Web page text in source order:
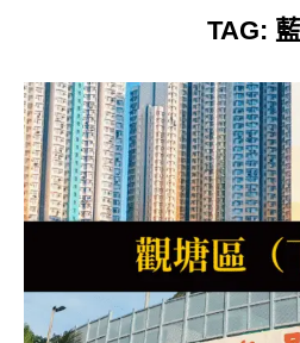
TAG: